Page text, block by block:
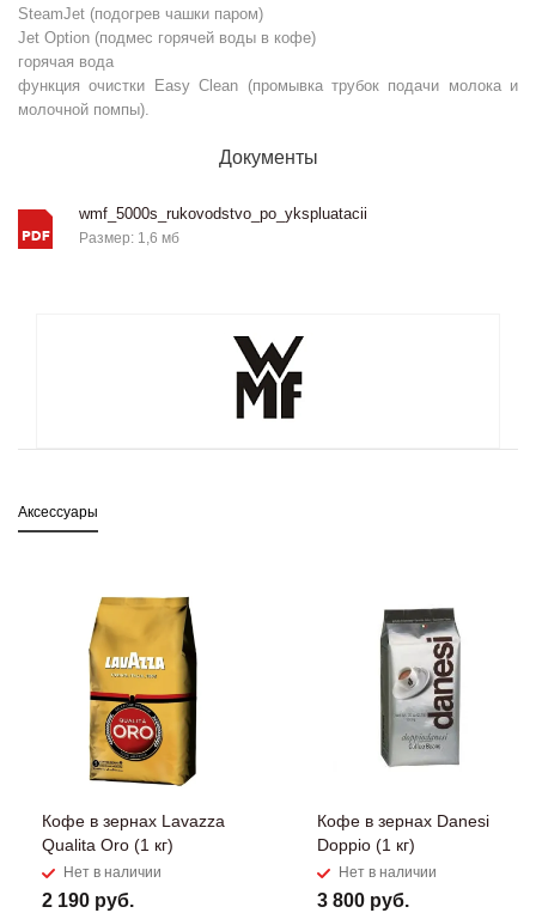
SteamJet (подогрев чашки паром)
Jet Option (подмес горячей воды в кофе)
горячая вода
функция очистки Easy Clean (промывка трубок подачи молока и
молочной помпы).
Документы
wmf_5000s_rukovodstvo_po_ykspluatacii
Размер: 1,6 мб
Аксессуары
Кофе в зернах Lavazza
Qualita Oro (1 кг)
Нет в наличии
2 190 руб.
Кофе в зернах Danesi
Doppio (1 кг)
Нет в наличии
3 800 руб.